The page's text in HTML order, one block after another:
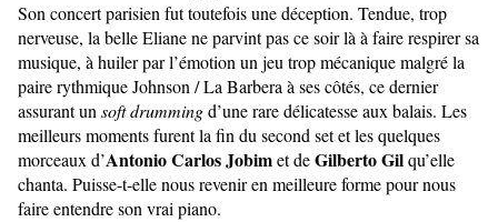
Son concert parisien fut toutefois une déception. Tendue, trop
nerveuse, la belle Eliane ne parvint pas ce soir là à faire respirer sa
musique, à huiler par l’émotion un jeu trop mécanique malgré la
paire rythmique Johnson / La Barbera à ses côtés, ce dernier
assurant un soft drummingd’une rare délicatesse aux balais. Les
meilleurs moments furent la fin du second set et les quelques
morceaux d’Antonio Carlos Jobimet deGilberto Gilqu’elle
chanta. Puisse-t-elle nous revenir en meilleure forme pour nous
faire entendre son vrai piano.